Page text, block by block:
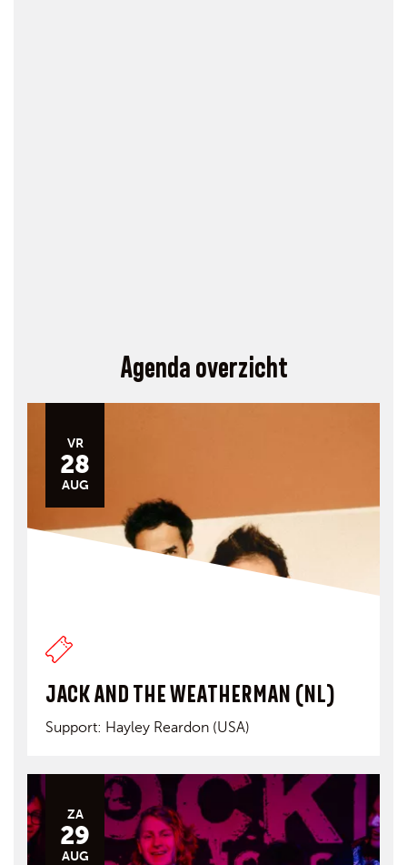
Agenda overzicht
VR
28
AUG
JACK AND THE WEATHERMAN (NL)
Support: Hayley Reardon (USA)
ZA
29
AUG